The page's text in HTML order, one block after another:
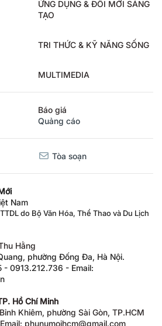
ỨNG DỤNG & ĐỔI MỚI SÁNG
TẠO
TRI THỨC & KỸ NĂNG SỐNG
MULTIMEDIA
Báo giá
Quảng cáo
Tòa soạn
Nam
do Bộ Văn Hóa, Thể Thao và Du Lịch
Hằng
phường Đống Đa, Hà Nội.
0913.212.736 - Email:
Hồ Chí Minh
Khiêm, phường Sài Gòn, TP.HCM